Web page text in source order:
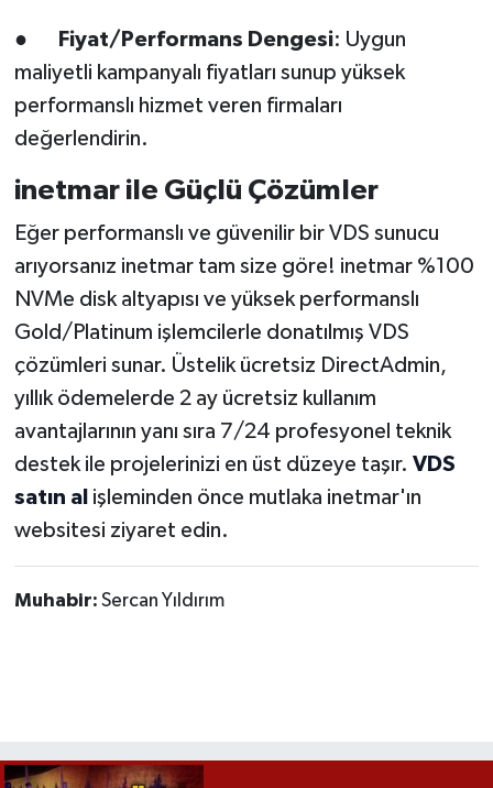
● Fiyat/Performans Dengesi: Uygun
maliyetli kampanyalı fiyatları sunup yüksek
performanslı hizmet veren firmaları
değerlendirin.
inetmar ile Güçlü Çözümler
Eğer performanslı ve güvenilir bir VDS sunucu
arıyorsanız inetmar tam size göre! inetmar %100
NVMe disk altyapısı ve yüksek performanslı
Gold/Platinum işlemcilerle donatılmış VDS
çözümleri sunar. Üstelik ücretsiz DirectAdmin,
yıllık ödemelerde 2 ay ücretsiz kullanım
avantajlarının yanı sıra 7/24 profesyonel teknik
destek ile projelerinizi en üst düzeye taşır. VDS
satın al işleminden önce mutlaka inetmar'ın
websitesi ziyaret edin.
Muhabir: Sercan Yıldırım